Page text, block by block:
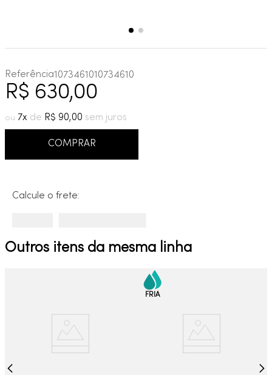
Referência1073461010734610
R$ 630,00
7 R$ 90,00
COMPRAR
Calcule o frete:
Outros itens da mesma linha